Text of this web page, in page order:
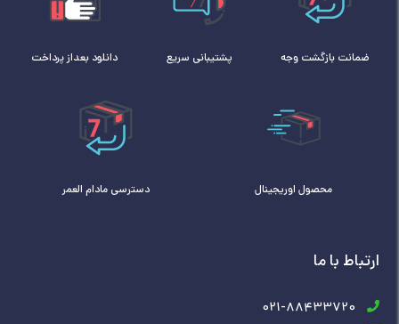
ضمانت بازگشت وجه پشتیبانی سریع دانلود بعداز پرداخت
محصول اوریجینال دسترسی مادام العمر
ارتباط با ما
021-88433720